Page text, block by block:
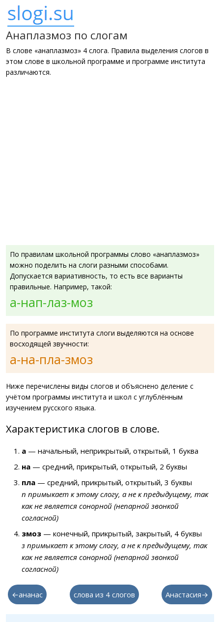
Анаплазмоз по слогам
В слове «анаплазмоз» 4 слога. Правила выделения слогов в
этом слове в школьной программе и программе института
различаются.
По правилам школьной программы слово «анаплазмоз»
можно поделить на слоги разными способами.
Допускается вариативность, то есть все варианты
правильные. Например, такой:
а-нап-лаз-моз
По программе института слоги выделяются на основе
восходящей звучности:
а-на-пла-змоз
Ниже перечислены виды слогов и объяснено деление с
учётом программы института и школ с углублённым
изучением русского языка.
Характеристика слогов в слове.
а — начальный, неприкрытый, открытый, 1 буква
на — средний, прикрытый, открытый, 2 буквы
пла — средний, прикрытый, открытый, 3 буквы
п примыкает к этому слогу, а не к предыдущему, так
как не является сонорной (непарной звонкой
согласной)
змоз — конечный, прикрытый, закрытый, 4 буквы
з примыкает к этому слогу, а не к предыдущему, так
как не является сонорной (непарной звонкой
согласной)
←ананас слова из 4 слогов Анастасия→